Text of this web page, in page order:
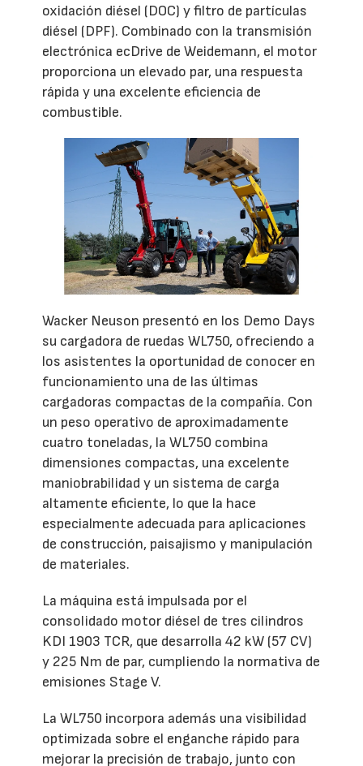
oxidación diésel (DOC) y filtro de partículas
diésel (DPF). Combinado con la transmisión
electrónica ecDrive de Weidemann, el motor
proporciona un elevado par, una respuesta
rápida y una excelente eficiencia de
combustible.
Wacker Neuson presentó en los Demo Days
su cargadora de ruedas WL750, ofreciendo a
los asistentes la oportunidad de conocer en
funcionamiento una de las últimas
cargadoras compactas de la compañía. Con
un peso operativo de aproximadamente
cuatro toneladas, la WL750 combina
dimensiones compactas, una excelente
maniobrabilidad y un sistema de carga
altamente eficiente, lo que la hace
especialmente adecuada para aplicaciones
de construcción, paisajismo y manipulación
de materiales.
La máquina está impulsada por el
consolidado motor diésel de tres cilindros
KDI 1903 TCR, que desarrolla 42 kW (57 CV)
y 225 Nm de par, cumpliendo la normativa de
emisiones Stage V.
La WL750 incorpora además una visibilidad
optimizada sobre el enganche rápido para
mejorar la precisión de trabajo, junto con